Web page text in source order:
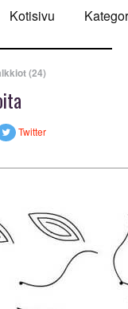
Kotisivu
(24)
Twitter